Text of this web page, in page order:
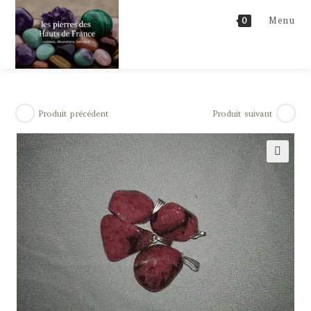
Skip
content
0 Menu
Produit précédent Produit suivant
🔍